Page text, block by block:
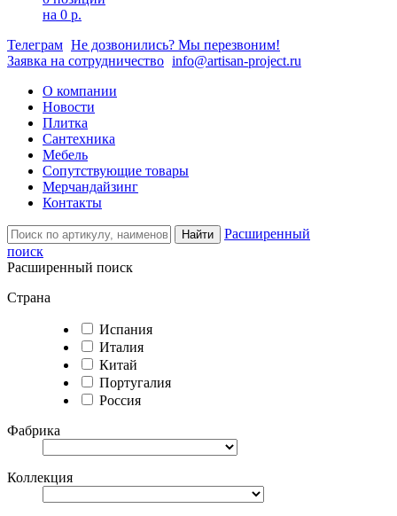
на 0 р.
Телеграм Не дозвонились? Мы перезвоним!
Заявка на сотрудничество info@artisan-project.ru
О компании
Новости
Плитка
Сантехника
Мебель
Сопутствующие товары
Мерчандайзинг
Контакты
Найти
Расширенный
поиск
Расширенный поиск
Страна
Испания
Италия
Китай
Португалия
Россия
Фабрика
Коллекция